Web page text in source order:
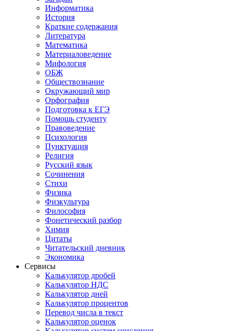
Информатика
История
Краткие содержания
Литература
Математика
Материаловедение
Мифология
ОБЖ
Обществознание
Окружающий мир
Орфография
Подготовка к ЕГЭ
Помощь студенту
Правоведение
Психология
Пунктуация
Религия
Русский язык
Сочинения
Стихи
Физика
Физкультура
Философия
Фонетический разбор
Химия
Цитаты
Читательский дневник
Экономика
Сервисы
Калькулятор дробей
Калькулятор НДС
Калькулятор дней
Калькулятор процентов
Перевод числа в текст
Калькулятор оценок